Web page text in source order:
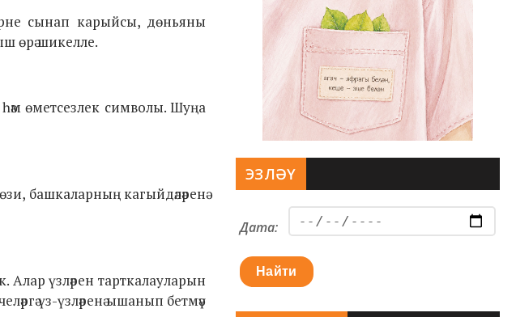
сынап карыйсы, дөньяны
өрә шикелле.
өметсезлек символы. Шуңа
башкаларның кагыйдәләренә
үзләрен тарткалауларын
үз-үзләренә ышанып бетмәү
ЭЗЛӘҮ
Дата:
Найти